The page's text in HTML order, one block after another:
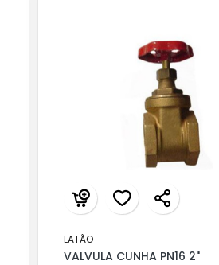
LATÃO
VALVULA CUNHA PN16 2"